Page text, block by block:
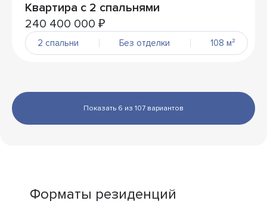
Квартира с 2 спальнями
240 400 000 ₽
2 спальни Без отделки 108 м²
Показать 6 из 107 вариантов
Форматы резиденций